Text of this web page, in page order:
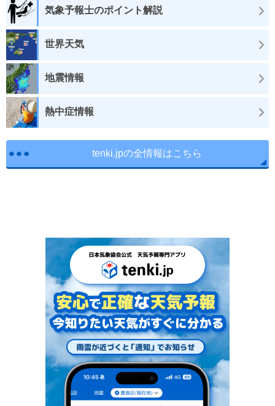
気象予報士のポイント解説
世界天気
地震情報
熱中症情報
tenki.jpの全情報はこちら